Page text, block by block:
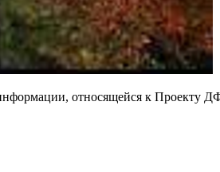
относящейся к Проекту